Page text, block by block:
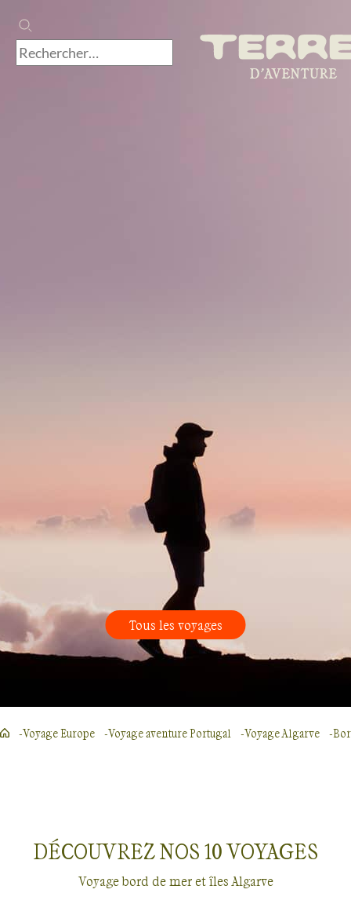
Tous les voyages
Voyage Europe Voyage aventure Portugal Voyage Algarve
DÉCOUVREZ NOS 10VOYAGES
Voyage bord de mer et îles Algarve